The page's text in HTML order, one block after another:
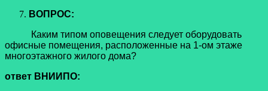
ВОПРОС:
Каким типом оповещения следует оборудовать
офисные помещения, расположенные на 1-ом этаже
многоэтажного жилого дома?
ответ ВНИИПО: